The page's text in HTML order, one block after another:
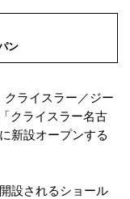
ン
ライスラー／ジー
クライスラー名古
新設オープンする
設されるショール